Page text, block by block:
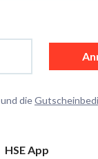
und die
HSE App